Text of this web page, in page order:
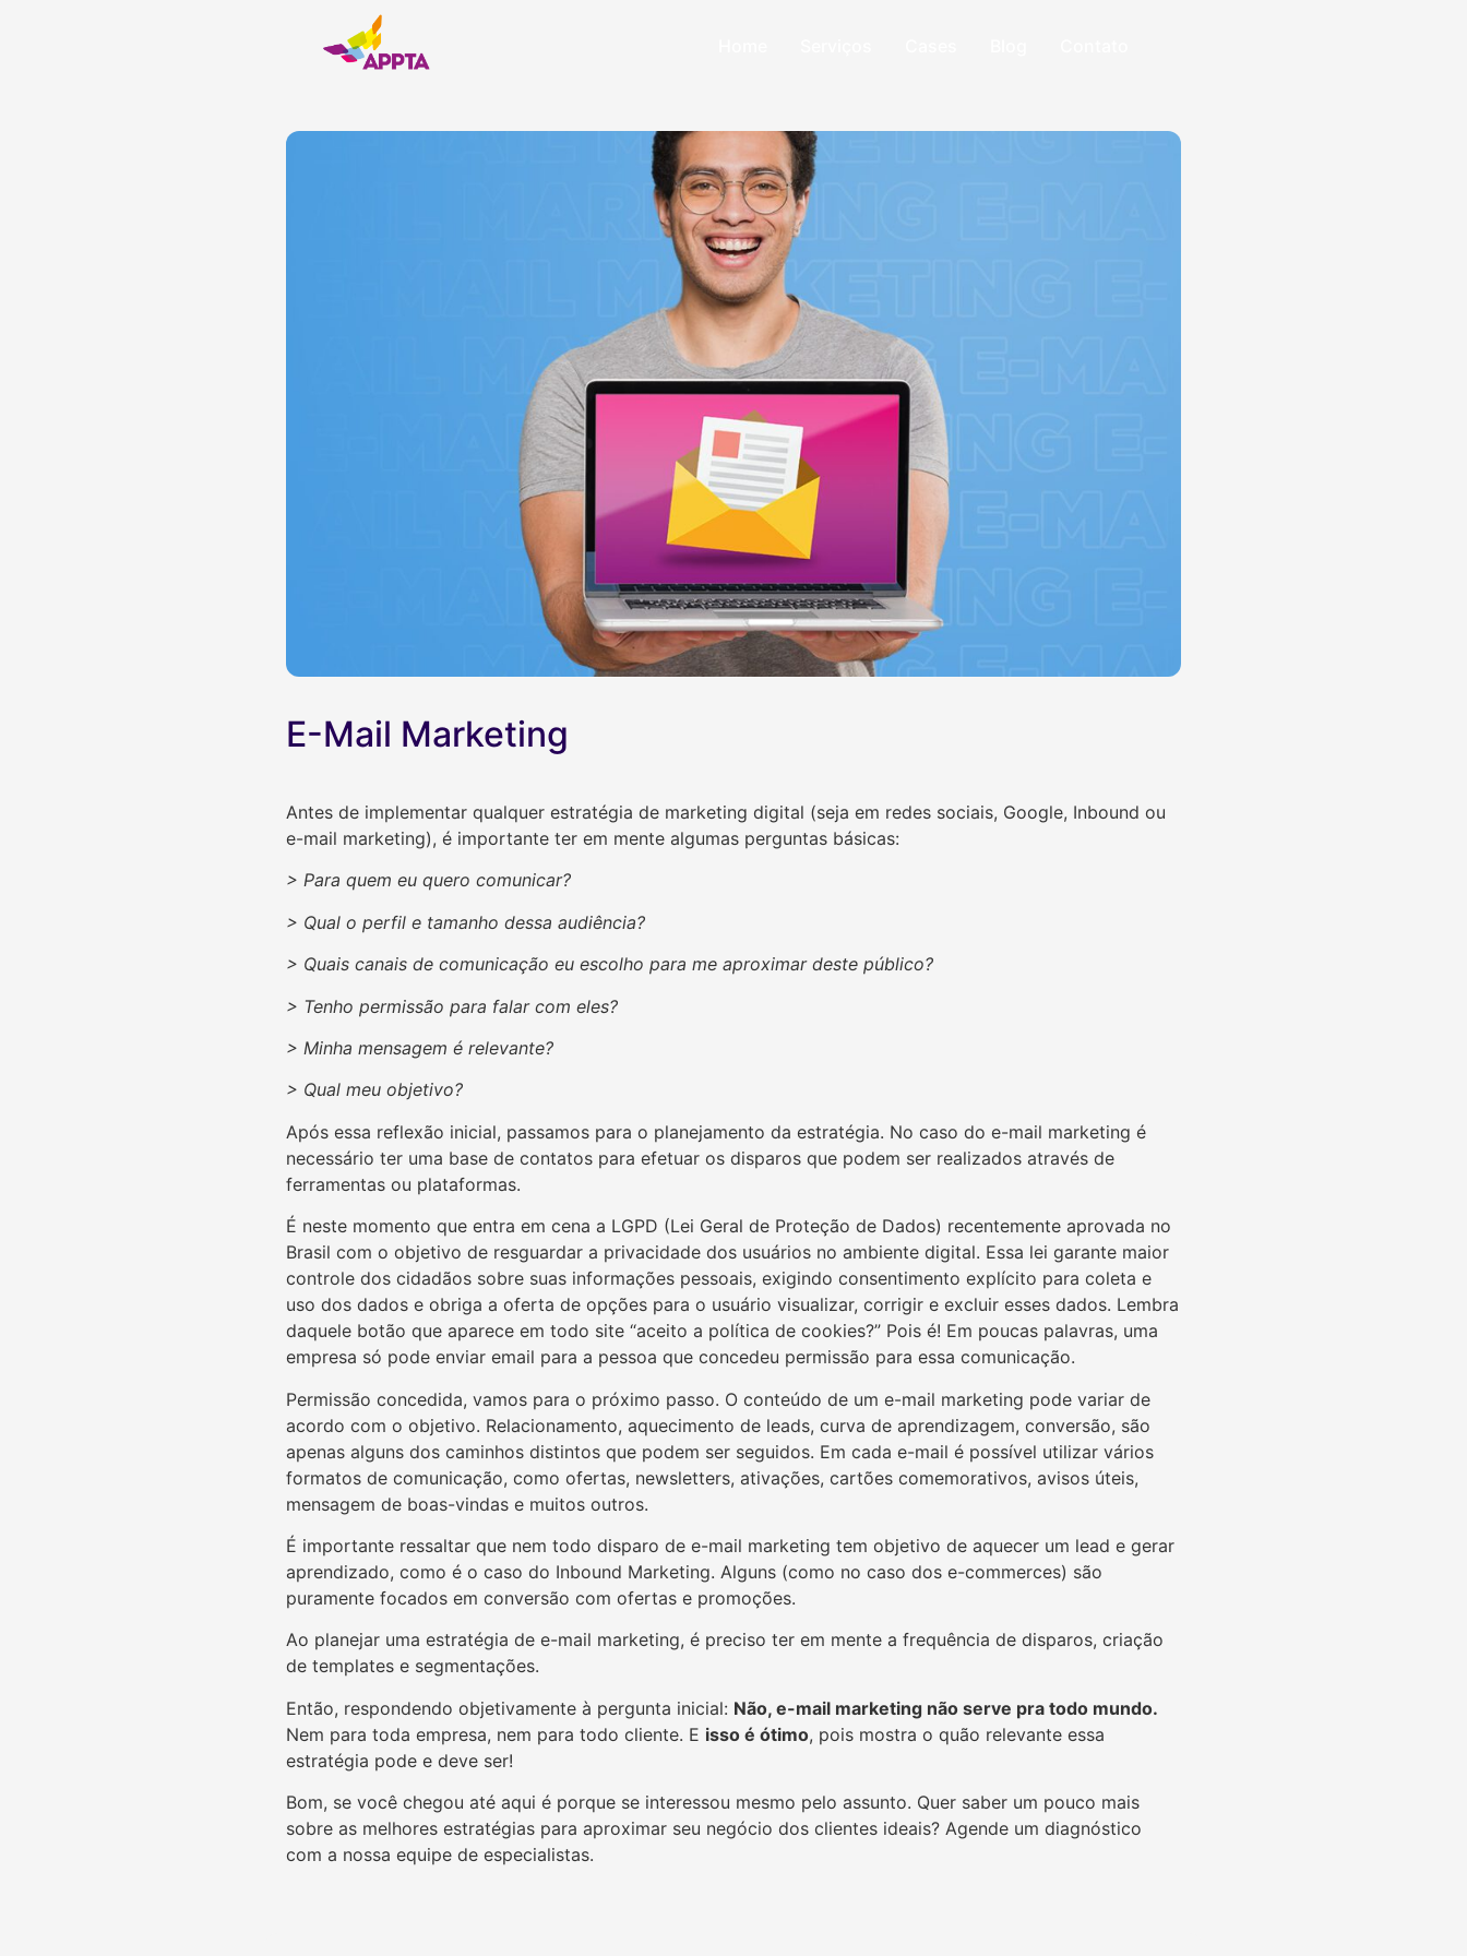
E-Mail Marketing
Antes de implementar qualquer estratégia de marketing digital (seja em redes sociais, Google, Inbound ou
e-mail marketing), é importante ter em mente algumas perguntas básicas:
> Para quem eu quero comunicar?
> Qual o perfil e tamanho dessa audiência?
> Quais canais de comunicação eu escolho para me aproximar deste público?
> Tenho permissão para falar com eles?
> Minha mensagem é relevante?
> Qual meu objetivo?
Após essa reflexão inicial, passamos para o planejamento da estratégia. No caso do e-mail marketing é
necessário ter uma base de contatos para efetuar os disparos que podem ser realizados através de
ferramentas ou plataformas.
É neste momento que entra em cena a LGPD (Lei Geral de Proteção de Dados) recentemente aprovada no
Brasil com o objetivo de resguardar a privacidade dos usuários no ambiente digital. Essa lei garante maior
controle dos cidadãos sobre suas informações pessoais, exigindo consentimento explícito para coleta e
uso dos dados e obriga a oferta de opções para o usuário visualizar, corrigir e excluir esses dados. Lembra
daquele botão que aparece em todo site “aceito a política de cookies?” Pois é! Em poucas palavras, uma
empresa só pode enviar email para a pessoa que concedeu permissão para essa comunicação.
Permissão concedida, vamos para o próximo passo. O conteúdo de um e-mail marketing pode variar de
acordo com o objetivo. Relacionamento, aquecimento de leads, curva de aprendizagem, conversão, são
apenas alguns dos caminhos distintos que podem ser seguidos. Em cada e-mail é possível utilizar vários
formatos de comunicação, como ofertas, newsletters, ativações, cartões comemorativos, avisos úteis,
mensagem de boas-vindas e muitos outros.
É importante ressaltar que nem todo disparo de e-mail marketing tem objetivo de aquecer um lead e gerar
aprendizado, como é o caso do Inbound Marketing. Alguns (como no caso dos e-commerces) são
puramente focados em conversão com ofertas e promoções.
Ao planejar uma estratégia de e-mail marketing, é preciso ter em mente a frequência de disparos, criação
de templates e segmentações.
Então, respondendo objetivamente à pergunta inicial: Não, e-mail marketing não serve pra todo mundo.
Nem para toda empresa, nem para todo cliente. E isso é ótimo, pois mostra o quão relevante essa
estratégia pode e deve ser!
Bom, se você chegou até aqui é porque se interessou mesmo pelo assunto. Quer saber um pouco mais
sobre as melhores estratégias para aproximar seu negócio dos clientes ideais? Agende um diagnóstico
com a nossa equipe de especialistas.